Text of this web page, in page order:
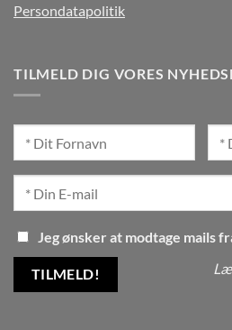
Persondatapolitik
TILMELD DIG VORES
Jeg ønsker at modtage mails